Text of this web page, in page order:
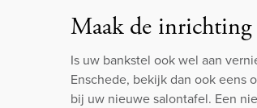
Maak de
Is uw bankstel ook wel aan
Enschede, bekijk dan ook eens
bij uw nieuwe salontafel. Een